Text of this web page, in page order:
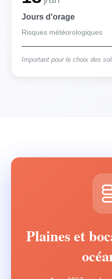
Jours d'orage
Risques météorologiques
Important pour le choix des
Plaines et